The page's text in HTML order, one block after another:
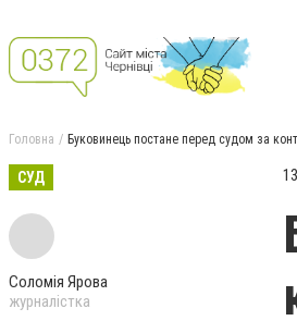
Головна Буковинець постане перед судом за
СУД
Соломія Ярова
журналістка